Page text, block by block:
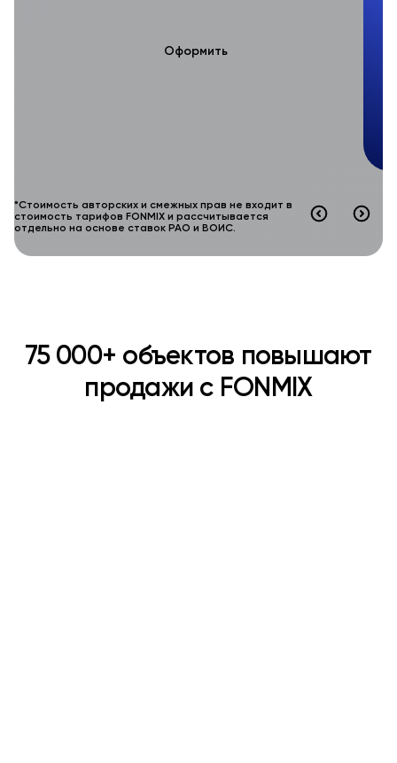
Оформить
*Стоимость авторских и смежных прав не входит в
стоимость тарифов FONMIX и рассчитывается
отдельно на основе ставок РАО и ВОИС.
75 000+ объектов повышают
продажи с FONMIX